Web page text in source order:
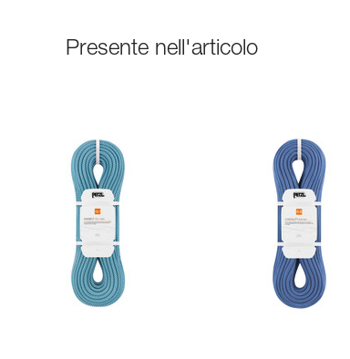
Presente nell'articolo